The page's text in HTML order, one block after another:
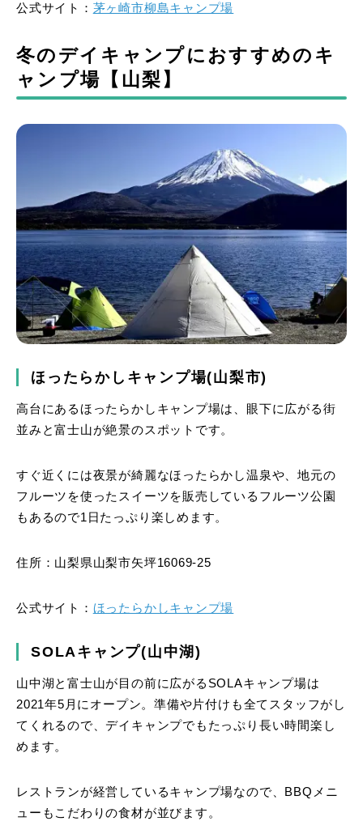
公式サイト： 茅ヶ崎市柳島キャンプ場
冬のデイキャンプにおすすめのキ
ャンプ場【山梨】
ほったらかしキャンプ場(山梨市)
高台にあるほったらかしキャンプ場は、眼下に広がる街
並みと富士山が絶景のスポットです。
すぐ近くには夜景が綺麗なほったらかし温泉や、地元の
フルーツを使ったスイーツを販売しているフルーツ公園
もあるので1日たっぷり楽しめます。
住所：山梨県山梨市矢坪16069-25
公式サイト： ほったらかしキャンプ場
SOLAキャンプ(山中湖)
山中湖と富士山が目の前に広がるSOLAキャンプ場は
2021年5月にオープン。準備や片付けも全てスタッフがし
てくれるので、デイキャンプでもたっぷり長い時間楽し
めます。
レストランが経営しているキャンプ場なので、BBQメニ
ューもこだわりの食材が並びます。